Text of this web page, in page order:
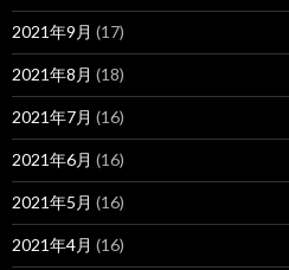
2021年9月 (17)
2021年8月 (18)
2021年7月 (16)
2021年6月 (16)
2021年5月 (16)
2021年4月 (16)